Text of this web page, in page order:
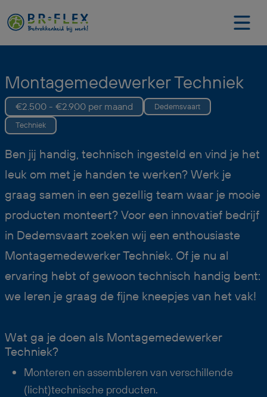
Montagemedewerker Techniek
€2.500 - €2.900 per maand
Dedemsvaart
Techniek
Ben jij handig, technisch ingesteld en vind je het
leuk om met je handen te werken? Werk je
graag samen in een gezellig team waar je mooie
producten monteert? Voor een innovatief bedrijf
in Dedemsvaart zoeken wij een enthousiaste
Montagemedewerker Techniek. Of je nu al
ervaring hebt of gewoon technisch handig bent:
we leren je graag de fijne kneepjes van het vak!
Wat ga je doen als Montagemedewerker
Techniek?
Monteren en assembleren van verschillende
(licht)technische producten.